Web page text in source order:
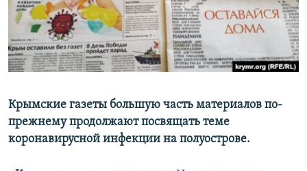
ПОБЕДИТЕЛЕЙ НЕ СУДЯТ?
КРЫМ.НЕПОКОРЕННЫЙ
ELIFBE
ПРИСОЕДИНЯЙТЕСЬ!
Все сайты RFE/RL
Крымские газеты большую часть материалов по-
прежнему продолжают посвящать теме
коронавирусной инфекции на полуострове.